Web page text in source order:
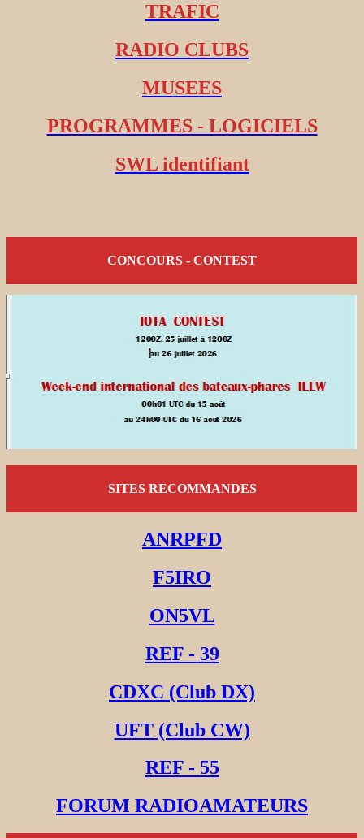
TRAFIC
RADIO CLUBS
MUSEES
PROGRAMMES - LOGICIELS
SWL identifiant
CONCOURS - CONTEST
SITES RECOMMANDES
ANRPFD
F5IRO
ON5VL
REF - 39
CDXC (Club DX)
UFT (Club CW)
REF - 55
FORUM RADIOAMATEURS